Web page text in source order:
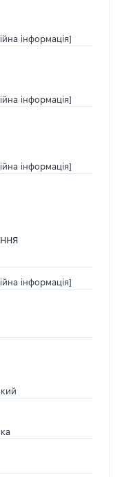
інформація]
інформація]
інформація]
інформація]